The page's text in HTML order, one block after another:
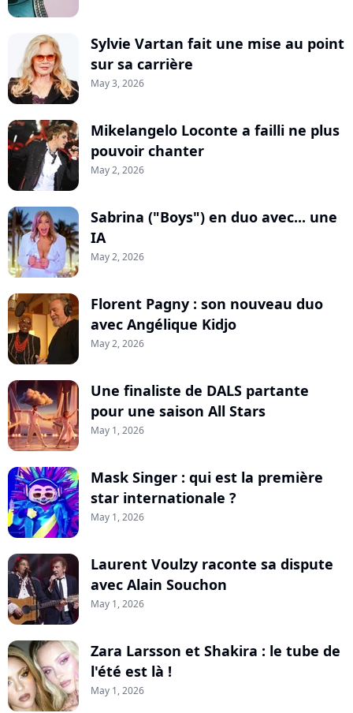
Sylvie Vartan fait une mise au point
sur sa carrière
May 3, 2026
Mikelangelo Loconte a failli ne plus
pouvoir chanter
May 2, 2026
Sabrina ("Boys") en duo avec... une
IA
May 2, 2026
Florent Pagny : son nouveau duo
avec Angélique Kidjo
May 2, 2026
Une finaliste de DALS partante
pour une saison All Stars
May 1, 2026
Mask Singer : qui est la première
star internationale ?
May 1, 2026
Laurent Voulzy raconte sa dispute
avec Alain Souchon
May 1, 2026
Zara Larsson et Shakira : le tube de
l'été est là !
May 1, 2026